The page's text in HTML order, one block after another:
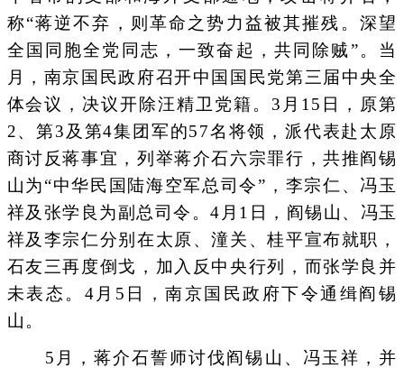
称“蒋逆不弃，则革命之势力益被其摧残。深望
全国同胞全党同志，一致奋起，共同除贼”。当
月，南京国民政府召开中国国民党第三届中央全
体会议，决议开除汪精卫党籍。3月15日，原第
2、第3及第4集团军的57名将领，派代表赴太原
商讨反蒋事宜，列举蒋介石六宗罪行，共推阎锡
山为“中华民国陆海空军总司令”，李宗仁、冯玉
祥及张学良为副总司令。4月1日，阎锡山、冯玉
祥及李宗仁分别在太原、潼关、桂平宣布就职，
石友三再度倒戈，加入反中央行列，而张学良并
未表态。4月5日，南京国民政府下令通缉阎锡
山。
5月，蒋介石誓师讨伐阎锡山、冯玉祥，并